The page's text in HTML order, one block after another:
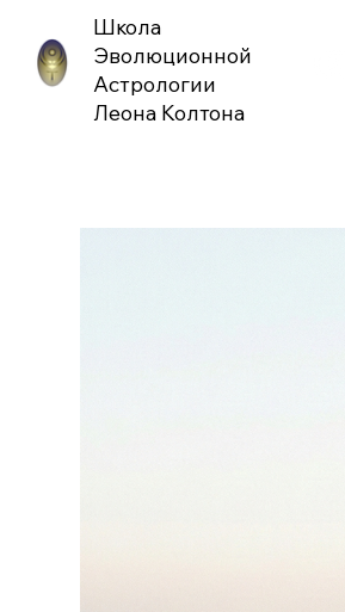
Школа
Эволюционной
Астрологии
Леона Колтона